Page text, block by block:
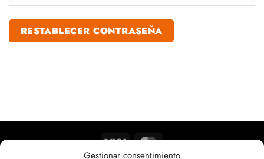
Gestionar consentimiento
RESTABLECER CONTRASEÑA
Visa MasterCard